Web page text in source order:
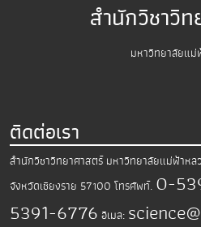
สำนักวิชาวิ
มหาวิทยาลัยแม่
ติดต่อเรา
สำนักวิชาวิทยาศาสตร์ มหาวิทยาลัยแม่ฟ้าหล
จังหวัดเชียงราย 57100 โทรศัพท์. 0-
5391-6776 อีเมล: